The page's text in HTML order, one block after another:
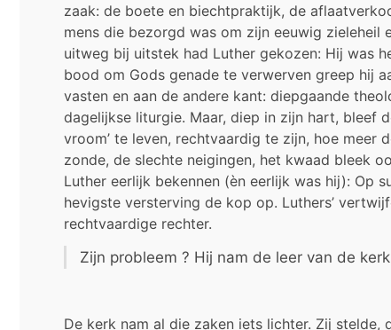
zaak: de boete en biechtpraktijk, de
mens die bezorgd was om zijn eeuwig
uitweg bij uitstek had Luther gekozen: Hij was
bood om Gods genade te verwerven greep hij
vasten en aan de andere kant: diepgaande
dagelijkse liturgie. Maar, diep in zijn hart, bleef
vroom’ te leven, rechtvaardig te zijn, hoe
zonde, de slechte neigingen, het kwaad bleek
Luther eerlijk bekennen (èn eerlijk was hij): Op
hevigste versterving de kop op. Luthers’
rechtvaardige rechter.
Zijn probleem ? Hij nam de leer van de
De kerk nam al die zaken iets lichter. Zij